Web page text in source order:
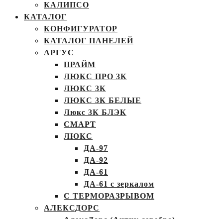
КАЛИПСО
КАТАЛОГ
КОНФИГУРАТОР
КАТАЛОГ ПАНЕЛЕЙ
АРГУС
ПРАЙМ
ЛЮКС ПРО 3К
ЛЮКС 3К
ЛЮКС 3К БЕЛЫЕ
Люкс 3К БЛЭК
СМАРТ
ЛЮКС
ДА-97
ДА-92
ДА-61
ДА-61 с зеркалом
С ТЕРМОРАЗРЫВОМ
АЛЕКСДОРС